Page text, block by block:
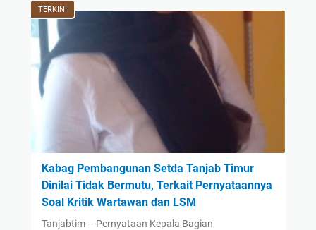
TERKINI
Kabag Pembangunan Setda Tanjab Timur
Dinilai Tidak Bermutu, Terkait Pernyataannya
Soal Kritik Wartawan dan LSM
Tanjabtim – Pernyataan Kepala Bagian